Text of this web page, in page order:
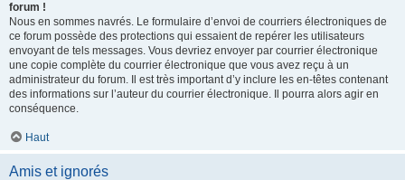
forum !
Nous en sommes navrés. Le formulaire d’envoi de courriers électroniques de
ce forum possède des protections qui essaient de repérer les utilisateurs
envoyant de tels messages. Vous devriez envoyer par courrier électronique
une copie complète du courrier électronique que vous avez reçu à un
administrateur du forum. Il est très important d’y inclure les en-têtes contenant
des informations sur l’auteur du courrier électronique. Il pourra alors agir en
conséquence.
Haut
Amis et ignorés